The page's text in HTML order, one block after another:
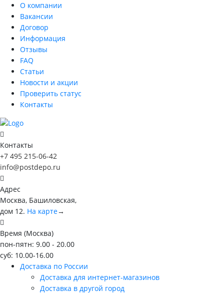
О компании
Вакансии
Договор
Информация
Отзывы
FAQ
Статьи
Новости и акции
Проверить статус
Контакты
Контакты
+7 495 215-06-42
info@postdepo.ru
Адрес
Москва, Башиловская,
дом 12. На карте→
Время (Москва)
пон-пятн: 9.00 - 20.00
суб: 10.00-16.00
Доставка по России
Доставка для интернет-магазинов
Доставка в другой город